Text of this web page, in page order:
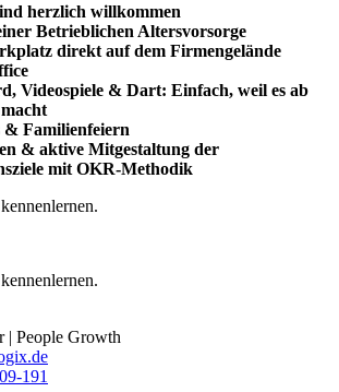
herzlich willkommen
Betrieblichen Altersvorsorge
direkt auf dem Firmengelände
Videospiele & Dart: Einfach, weil es ab
& Familienfeiern
& aktive Mitgestaltung der
mit OKR-Methodik
| People Growth
191